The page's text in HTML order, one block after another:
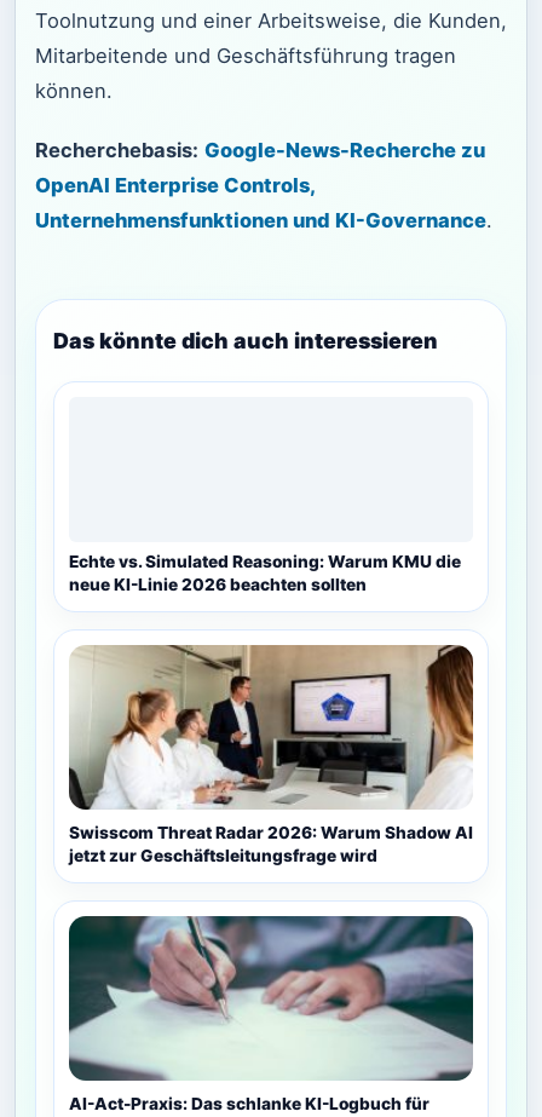
Toolnutzung und einer Arbeitsweise, die Kunden,
Mitarbeitende und Geschäftsführung tragen
können.
Recherchebasis: Google-News-Recherche zu
OpenAI Enterprise Controls,
Unternehmensfunktionen und KI-Governance.
Das könnte dich auch interessieren
Echte vs. Simulated Reasoning: Warum KMU die
neue KI-Linie 2026 beachten sollten
Swisscom Threat Radar 2026: Warum Shadow AI
jetzt zur Geschäftsleitungsfrage wird
AI-Act-Praxis: Das schlanke KI-Logbuch für